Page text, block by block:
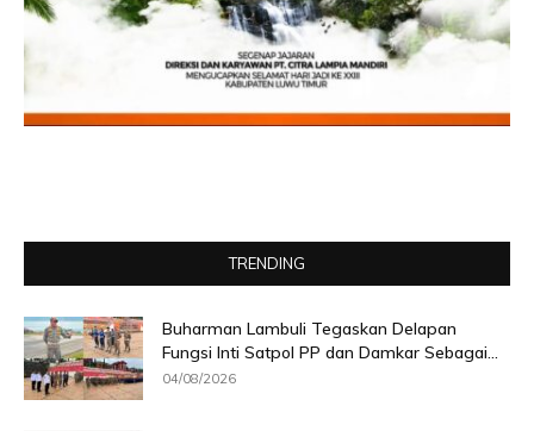
TRENDING
Buharman Lambuli Tegaskan Delapan
Fungsi Inti Satpol PP dan Damkar Sebagai...
04/08/2026